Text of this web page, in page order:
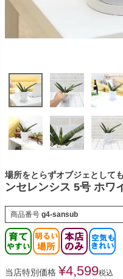
場所をとらずオブジェとしても
ンセレンシス 5号 ホワ
商品番号 g4-sansub
当店特別価格 ¥4,599税込